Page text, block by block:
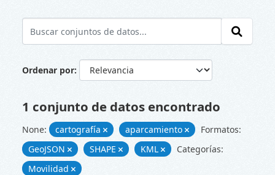
Ordenar por
1 conjunto de datos encontrado
None: cartografía aparcamiento
Formatos:
GeoJSON
SHAPE KML
Categorías:
Movilidad